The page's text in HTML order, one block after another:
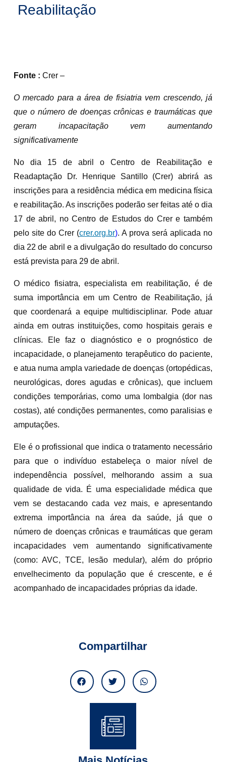
Reabilitação
Fonte : Crer –
O mercado para a área de fisiatria vem crescendo, já
que o número de doenças crônicas e traumáticas que
geram incapacitação vem aumentando
significativamente
No dia 15 de abril o Centro de Reabilitação e
Readaptação Dr. Henrique Santillo (Crer) abrirá as
inscrições para a residência médica em medicina física
e reabilitação. As inscrições poderão ser feitas até o dia
17 de abril, no Centro de Estudos do Crer e também
pelo site do Crer (crer.org.br). A prova será aplicada no
dia 22 de abril e a divulgação do resultado do concurso
está prevista para 29 de abril.
O médico fisiatra, especialista em reabilitação, é de
suma importância em um Centro de Reabilitação, já
que coordenará a equipe multidisciplinar. Pode atuar
ainda em outras instituições, como hospitais gerais e
clínicas. Ele faz o diagnóstico e o prognóstico de
incapacidade, o planejamento terapêutico do paciente,
e atua numa ampla variedade de doenças (ortopédicas,
neurológicas, dores agudas e crônicas), que incluem
condições temporárias, como uma lombalgia (dor nas
costas), até condições permanentes, como paralisias e
amputações.
Ele é o profissional que indica o tratamento necessário
para que o indivíduo estabeleça o maior nível de
independência possível, melhorando assim a sua
qualidade de vida. É uma especialidade médica que
vem se destacando cada vez mais, e apresentando
extrema importância na área da saúde, já que o
número de doenças crônicas e traumáticas que geram
incapacidades vem aumentando significativamente
(como: AVC, TCE, lesão medular), além do próprio
envelhecimento da população que é crescente, e é
acompanhado de incapacidades próprias da idade.
Compartilhar